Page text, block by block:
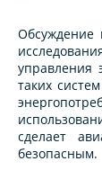
Обсуждение
управления
таких
сделает
безопасным.